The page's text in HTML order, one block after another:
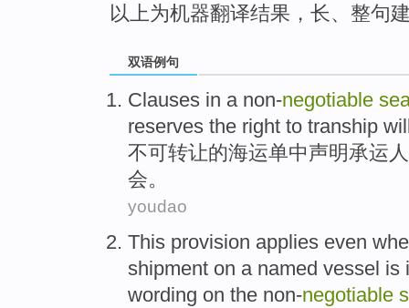
以上为机器翻译结果，长、整句
双语例句
Clauses in a non-negotiable
reserves the right to tranship
不可转让的海运单中声明承运人
会。
youdao
This provision applies even
shipment on a named vessel is
wording on the non-negotiable